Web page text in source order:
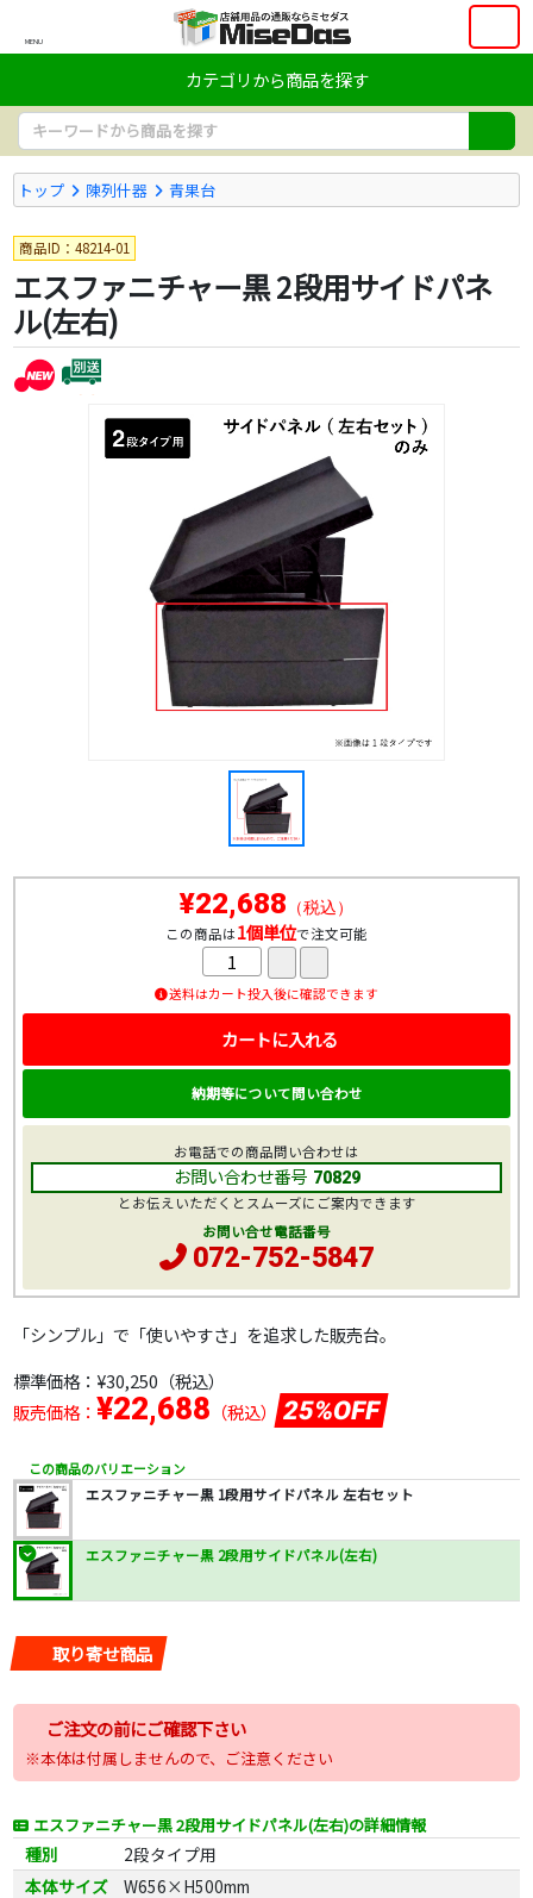
MENU
カテゴリから商品を探す
トップ 陳列什器 青果台
商品ID：48214-01
エスファニチャー黒 2段用サイドパネ
ル(左右)
「シンプル」で「使いやすさ」を追求した販売台。
標準価格： ¥30,250 （税込）
販売価格： ¥22,688 （税込） 25%OFF
この商品のバリエーション
エスファニチャー黒 1段用サイドパネル 左右セット
エスファニチャー黒 2段用サイドパネル(左右)
取り寄せ商品
ご注文の前にご確認下さい
※本体は付属しませんので、ご注意ください
エスファニチャー黒 2段用サイドパネル(左右)の詳細情報
種別
2段タイプ用
本体サイズ
W656×H500mm
¥22,688 （税込）
この商品は1個単位で注文可能
送料はカート投入後に確認できます
カートに入れる
納期等について問い合わせ
お電話での商品問い合わせは
お問い合わせ番号 70829
とお伝えいただくとスムーズにご案内できます
お問い合せ電話番号
072-752-5847